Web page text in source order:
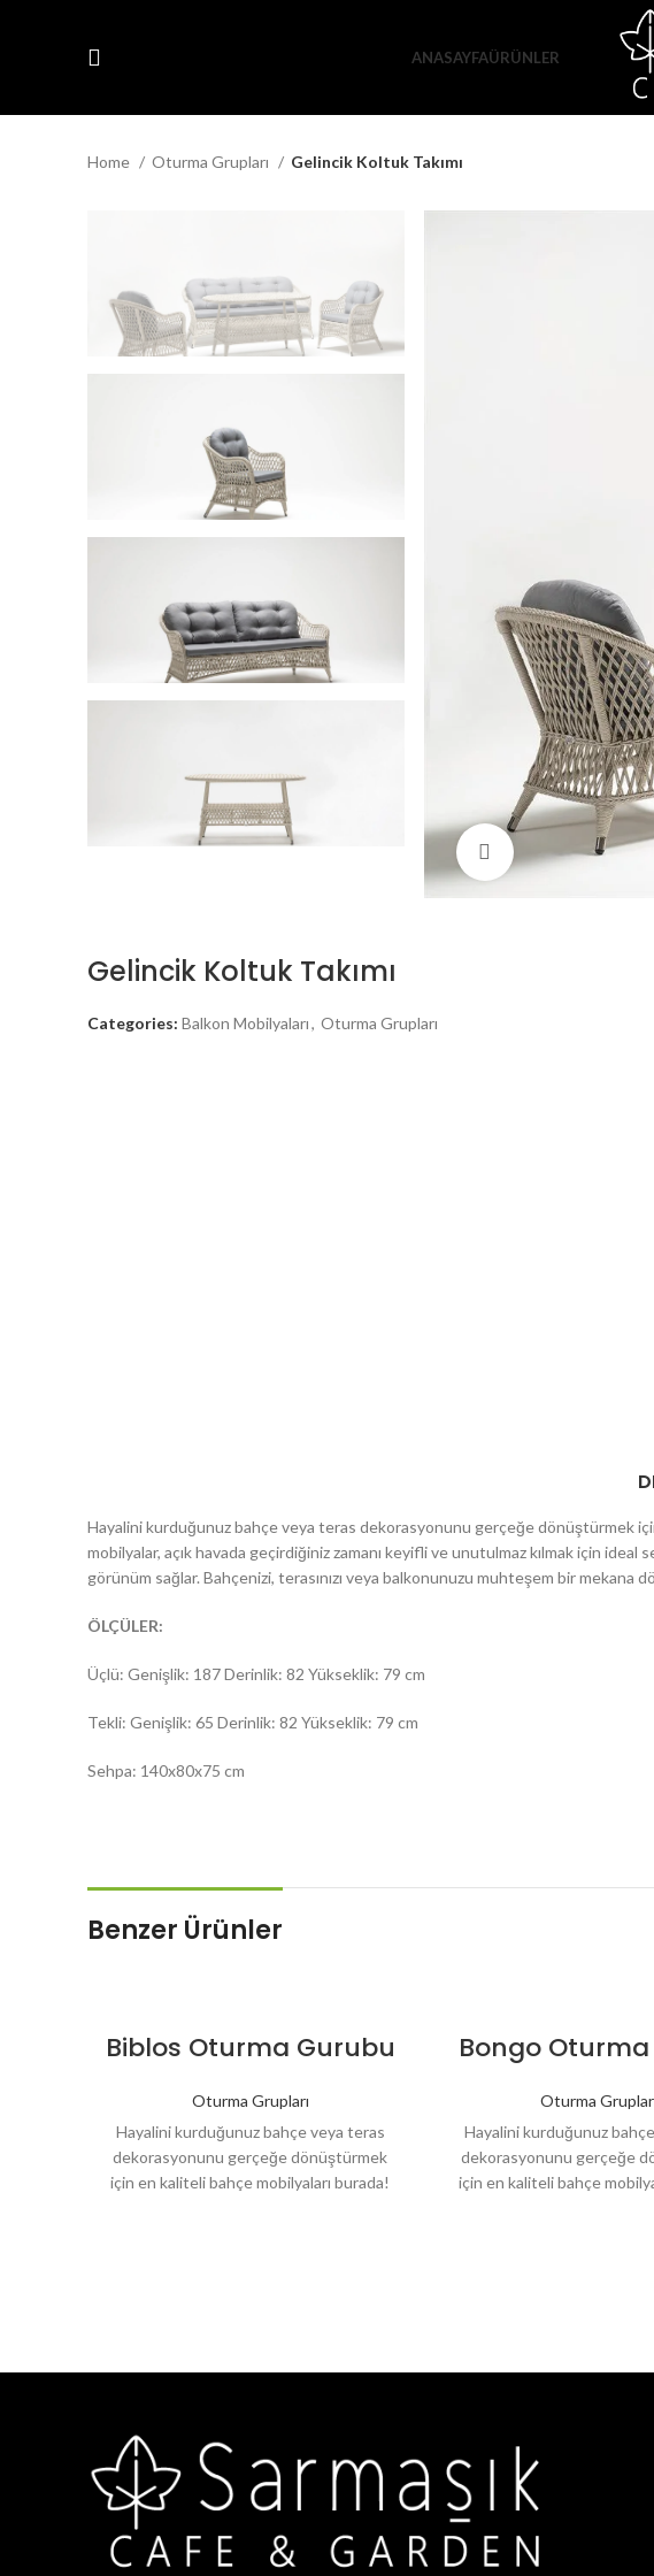
ANASAYFAÜRÜNLER
Home Oturma Grupları Gelincik Koltuk Takımı
Click to enlarge
Gelincik Koltuk Takımı
Categories: Balkon Mobilyaları, Oturma Grupları
Hayalini kurduğunuz bahçe veya teras dekorasyonunu gerçeğe dönüştürmek
mobilyalar, açık havada geçirdiğiniz zamanı keyifli ve unutulmaz kılmak için ideal
görünüm sağlar. Bahçenizi, terasınızı veya balkonunuzu muhteşem bir mekana
ÖLÇÜLER:
Üçlü: Genişlik: 187 Derinlik: 82 Yükseklik: 79 cm
Tekli: Genişlik: 65 Derinlik: 82 Yükseklik: 79 cm
Sehpa: 140x80x75 cm
Benzer Ürünler
Biblos Oturma Gurubu
Oturma Grupları
Hayalini kurduğunuz bahçe veya teras
dekorasyonunu gerçeğe dönüştürmek
için en kaliteli bahçe mobilyaları burada!
Bongo
Oturma
Hayalini kurduğunuz
dekorasyonunu gerçeğe
için en kaliteli bahçe